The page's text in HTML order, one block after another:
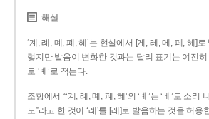
해설
‘계, 례, 몌, 폐, 혜’는 현실에서 [게, 레, 메, 페, 헤]
렇지만 발음이 변화한 것과는 달리 표기는 여전히
로 ‘ㅖ’로 적는다.
조항에서 “‘계, 례, 몌, 폐, 혜’의 ‘ㅖ’는 ‘ㅔ’로 소리
도”라고 한 것이 ‘례’를 [레]로 발음하는 것을 허용